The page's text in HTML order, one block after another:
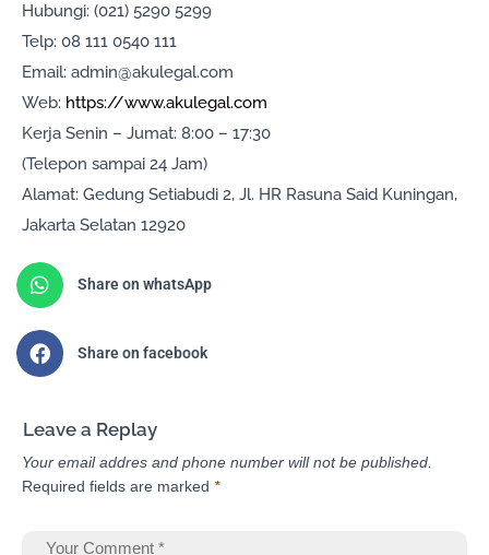
Hubungi: (021) 5290 5299
Telp: 08 111 0540 111
Email: admin@akulegal.com
Web: https://www.akulegal.com
Kerja Senin – Jumat: 8:00 – 17:30
(Telepon sampai 24 Jam)
Alamat: Gedung Setiabudi 2, Jl. HR Rasuna Said Kuningan,
Jakarta Selatan 12920
Share on whatsApp
Share on facebook
Leave a Replay
Your email addres and phone number will not be published.
Required fields are marked *